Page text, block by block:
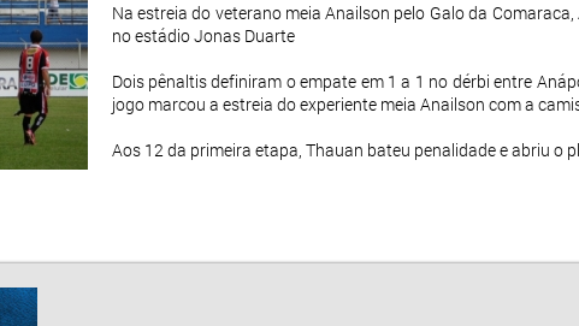
Na estreia do veterano meia Anailson pelo Galo da
no estádio Jonas Duarte
Dois pênaltis definiram o empate em 1 a 1 no dérbi entre
jogo marcou a estreia do experiente meia Anailson com a
Aos 12 da primeira etapa, Thauan bateu penalidade e abriu o